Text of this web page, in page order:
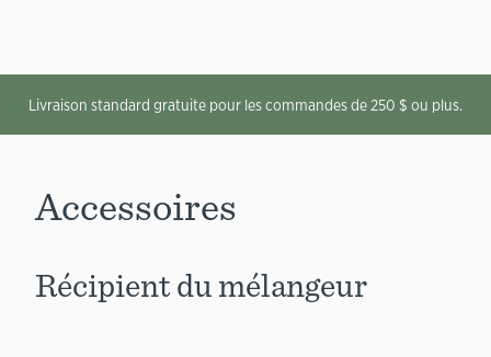
Livraison standard gratuite pour les commandes de 250 $ ou plus.
Accessoires
Récipient du mélangeur